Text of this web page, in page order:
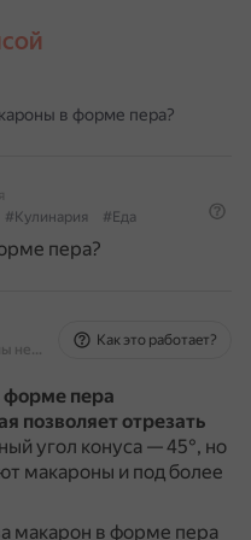
в форме пера?
#Кулинария #Еда
пера?
На основе источников, возможны неточности
Как это работает?
форме пера
позволяет отрезать
угол конуса — 45°, но
макароны и под более
макарон в форме пера